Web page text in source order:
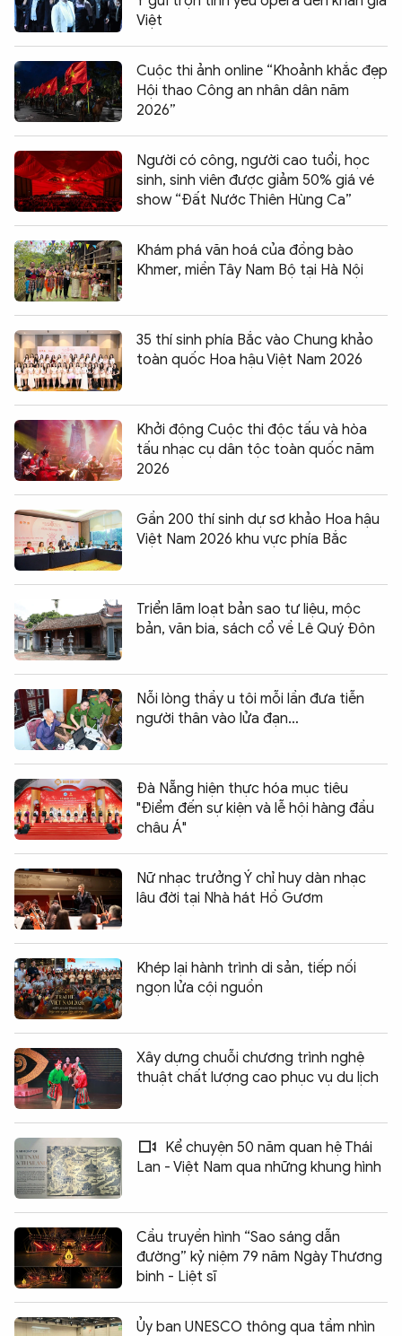
Việt
Cuộc thi ảnh online “Khoảnh khắc đẹp
Hội thao Công an nhân dân năm
2026”
Người có công, người cao tuổi, học
sinh, sinh viên được giảm 50% giá vé
show “Đất Nước Thiên Hùng Ca”
Khám phá văn hoá của đồng bào
Khmer, miền Tây Nam Bộ tại Hà Nội
35 thí sinh phía Bắc vào Chung khảo
toàn quốc Hoa hậu Việt Nam 2026
Khởi động Cuộc thi độc tấu và hòa
tấu nhạc cụ dân tộc toàn quốc năm
2026
Gần 200 thí sinh dự sơ khảo Hoa hậu
Việt Nam 2026 khu vực phía Bắc
Triển lãm loạt bản sao tư liệu, mộc
bản, văn bia, sách cổ về Lê Quý Đôn
Nỗi lòng thầy u tôi mỗi lần đưa tiễn
người thân vào lửa đạn…
Đà Nẵng hiện thực hóa mục tiêu
"Điểm đến sự kiện và lễ hội hàng đầu
châu Á"
Nữ nhạc trưởng Ý chỉ huy dàn nhạc
lâu đời tại Nhà hát Hồ Gươm
Khép lại hành trình di sản, tiếp nối
ngọn lửa cội nguồn
Xây dựng chuỗi chương trình nghệ
thuật chất lượng cao phục vụ du lịch
Kể chuyện 50 năm quan hệ Thái
Lan - Việt Nam qua những khung hình
Cầu truyền hình “Sao sáng dẫn
đường” kỷ niệm 79 năm Ngày Thương
binh - Liệt sĩ
Ủy ban UNESCO thông qua tầm nhìn